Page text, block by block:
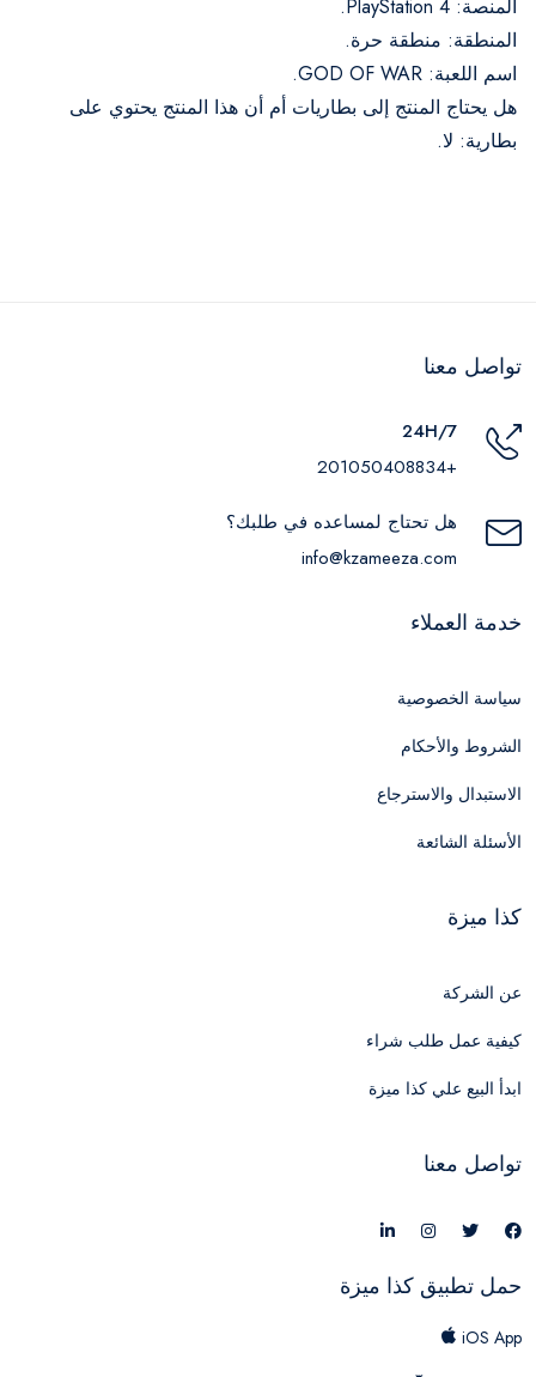
المنصة: PlayStation 4.
المنطقة: منطقة حرة.
اسم اللعبة: GOD OF WAR.
هل يحتاج المنتج إلى بطاريات أم أن هذا المنتج يحتوي على
بطارية: لا.
تواصل معنا
24H/7
+201050408834
هل تحتاج لمساعده في طلبك؟
info@kzameeza.com
خدمة العملاء
سياسة الخصوصية
الشروط والأحكام
الاستبدال والاسترجاع
الأسئلة الشائعة
كذا ميزة
عن الشركة
كيفية عمل طلب شراء
ابدأ البيع علي كذا ميزة
تواصل معنا
حمل تطبيق كذا ميزة
iOS App